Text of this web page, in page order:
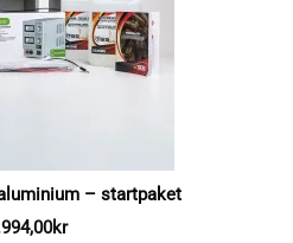
– startpaket
kr